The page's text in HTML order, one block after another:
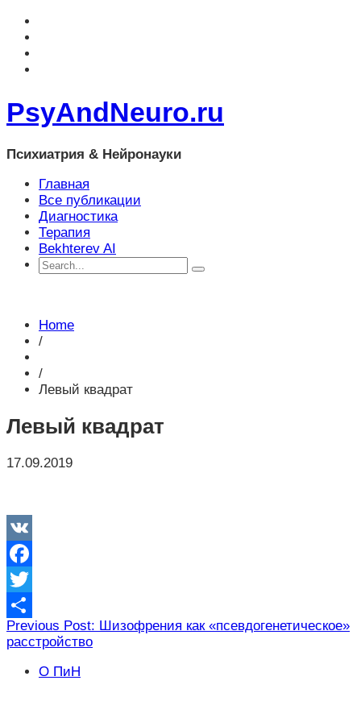
PsyAndNeuro.ru
Психиатрия & Нейронауки
Главная
Все публикации
Диагностика
Терапия
Bekhterev AI
Home
/
/
Левый квадрат
Левый квадрат
17.09.2019
VK
Facebook
Twitter
Отправить
Навигация
по
записям
Previous Post: Шизофрения как «псевдогенетическое»
расстройство
О ПиН